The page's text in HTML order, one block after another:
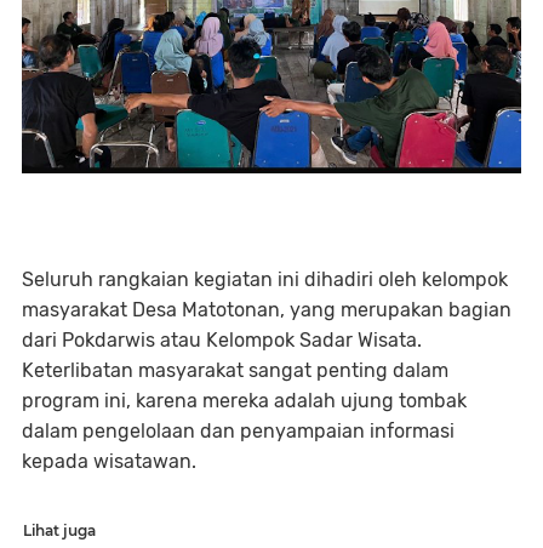
Seluruh rangkaian kegiatan ini dihadiri oleh kelompok
masyarakat Desa Matotonan, yang merupakan bagian
dari Pokdarwis atau Kelompok Sadar Wisata.
Keterlibatan masyarakat sangat penting dalam
program ini, karena mereka adalah ujung tombak
dalam pengelolaan dan penyampaian informasi
kepada wisatawan.
Lihat juga